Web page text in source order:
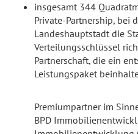
insgesamt 344
Private-Partnership, bei
Landeshauptstadt die
Verteilungsschlüssel
Partnerschaft, die ein
Leistungspaket
Premiumpartner im
BPD